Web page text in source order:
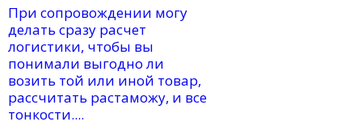
При сопровождении могу
делать сразу расчет
логистики, чтобы вы
понимали выгодно ли
возить той или иной товар,
рассчитать растаможу, и все
тонкости....